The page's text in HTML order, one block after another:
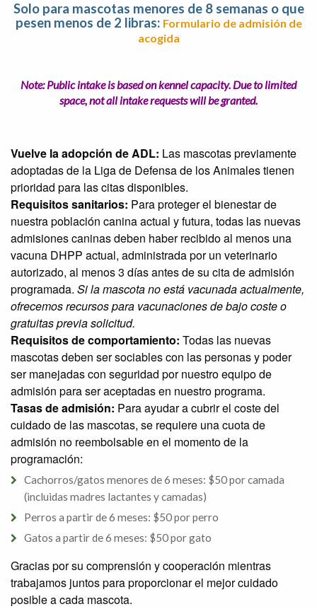
Solo para mascotas menores de 8 semanas o que
pesen menos de 2 libras: Formulario de admisión de
acogida
Note: Public intake is based on kennel capacity. Due to limited
space, not all intake requests will be granted.
Vuelve la adopción de ADL: Las mascotas previamente
adoptadas de la Liga de Defensa de los Animales tienen
prioridad para las citas disponibles.
Requisitos sanitarios: Para proteger el bienestar de
nuestra población canina actual y futura, todas las nuevas
admisiones caninas deben haber recibido al menos una
vacuna DHPP actual, administrada por un veterinario
autorizado, al menos 3 días antes de su cita de admisión
programada. Si la mascota no está vacunada actualmente,
ofrecemos recursos para vacunaciones de bajo coste o
gratuitas previa solicitud.
Requisitos de comportamiento: Todas las nuevas
mascotas deben ser sociables con las personas y poder
ser manejadas con seguridad por nuestro equipo de
admisión para ser aceptadas en nuestro programa.
Tasas de admisión: Para ayudar a cubrir el coste del
cuidado de las mascotas, se requiere una cuota de
admisión no reembolsable en el momento de la
programación:
Cachorros/gatos menores de 6 meses: $50 por camada
(incluidas madres lactantes y camadas)
Perros a partir de 6 meses: $50 por perro
Gatos a partir de 6 meses: $50 por gato
Gracias por su comprensión y cooperación mientras
trabajamos juntos para proporcionar el mejor cuidado
posible a cada mascota.